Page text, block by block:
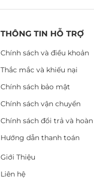
THÔNG TIN HỖ TRỢ
Chính sách và điều khoản
Thắc mắc và khiếu nại
Chính sách bảo mật
Chính sách vận chuyển
Chính sách đổi trả và
Hướng dẫn thanh toán
Giới Thiệu
Liên hệ